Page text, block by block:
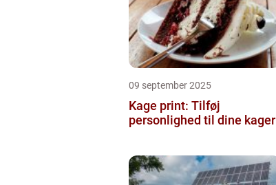
09 september 2025
Kage print: Tilføj
personlighed til dine kager